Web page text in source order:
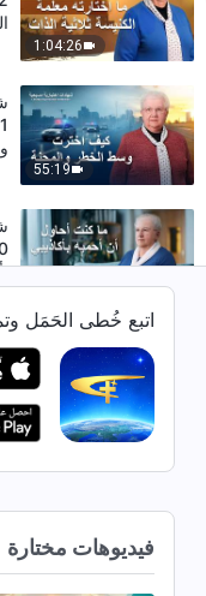
1:04:26
55:19
49:22
34:31
اتبع خُطى الحَمَل
فيديوهات مختارة